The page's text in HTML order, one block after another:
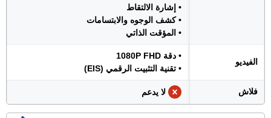
• إشارة الالتقاط
• كشف الوجوه والابتسامات
• المؤقت الذاتي
الفيديو
• دقة 1080P FHD
• تقنية التثبيت الرقمي (EIS)
فلاش لا يدعم